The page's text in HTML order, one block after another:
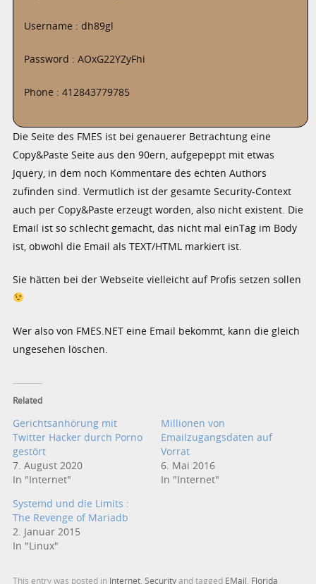
Username : dh89gl
Password : AOxG22YZyFhi
Phone : 412843779785
Die Seite des FMES ist bei genauerer Betrachtung eine
Copy&Paste Seite aus den 90ern, aufgepeppt mit etwas
Jquery, in dem noch Kommentare des echten Authors
zufinden sind. Vermutlich ist der gesamte Security-Context
auch per Copy&Paste erzeugt worden, also nicht existent. Die
Email ist so schlecht gemacht, das nicht mal einTag im Body
ist, obwohl die Email als TEXT/HTML markiert ist.
Sie hätten bei der Webseite vielleicht auf Profis setzen sollen
Wer also von FMES.NET eine Email bekommt, kann die gleich
ungesehen löschen.
Related
Gerichtsanhörung mit
Twitter Hacker durch Porno
gestört
7. August 2020
In "Internet"
Millionen von
Emailzugangsdaten auf
Vorrat
6. Mai 2016
In "Internet"
Systemd und die Limits :
The Revenge of Mariadb
2. Januar 2015
In "Linux"
This entry was posted in Internet ,Securityand tagged EMail Florida